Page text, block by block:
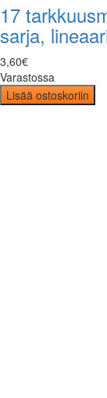
17
sarja,
3,60€
Varastossa
Lisää ostoskoriin